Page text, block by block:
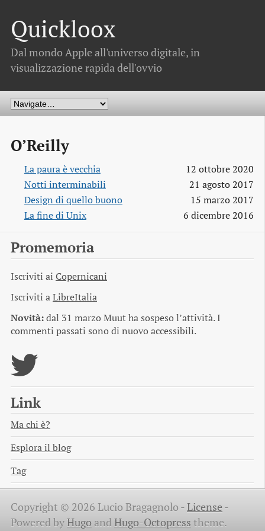
Quickloox
Dal mondo Apple all'universo digitale, in
visualizzazione rapida dell'ovvio
O’Reilly
La paura è vecchia
12 ottobre 2020
Notti interminabili
21 agosto 2017
Design di quello buono
15 marzo 2017
La fine di Unix
6 dicembre 2016
Promemoria
Iscriviti ai Copernicani
Iscriviti aLibreItalia
Novità:dal 31 marzo Muut ha sospeso l’attività. I
commenti passati sono di nuovo accessibili.
Link
Ma chi è?
Esplora il blog
Tag
Copyright © 2026 Lucio Bragagnolo -License -
Powered byHugo and Hugo-Octopress theme.